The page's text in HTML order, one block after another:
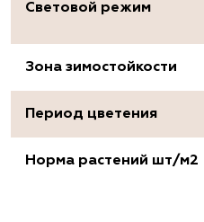
Световой режим
Зона зимостойкости
Период цветения
Норма растений шт/м2